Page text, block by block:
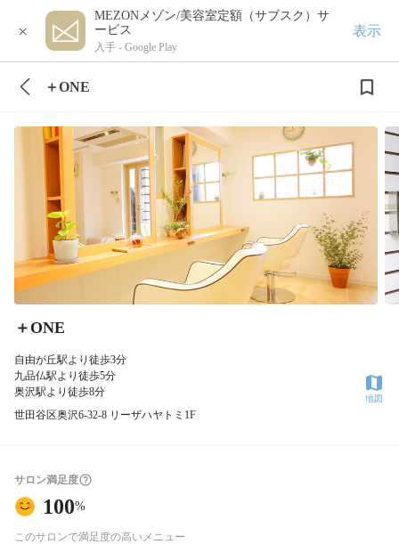
×
MEZONメゾン/美容室定額（サブスク）サ
ービス
入手 - Google Play
表示
＋ONE
＋ONE
自由が丘駅より徒歩3分
九品仏駅より徒歩5分
奥沢駅より徒歩8分
世田谷区奥沢6-32-8 リーザハヤトミ1F
地図
サロン満足度
100%
このサロンで満足度の高いメニュー